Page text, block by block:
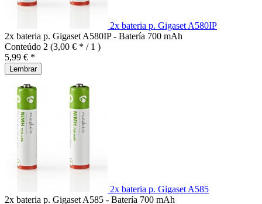
2x bateria p. Gigaset A580IP
2x bateria p. Gigaset A580IP - Batería 700 mAh
Conteúdo 2 (3,00 € * / 1 )
5,99 € *
Lembrar
2x bateria p. Gigaset A585
2x bateria p. Gigaset A585 - Batería 700 mAh